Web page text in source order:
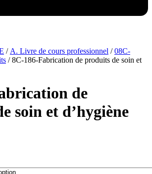
/ A. Livre de cours professionnel /08C-
/ 8C-186-Fabrication de produits de soin et
de
soin et d’hygiène